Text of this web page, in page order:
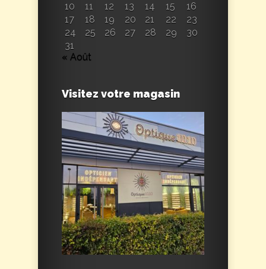
10
11 12 13 14 15
16
17
18 19 20 21 22
23
24
25 26 27 28 29
30
31
« Août
Visitez votre magasin